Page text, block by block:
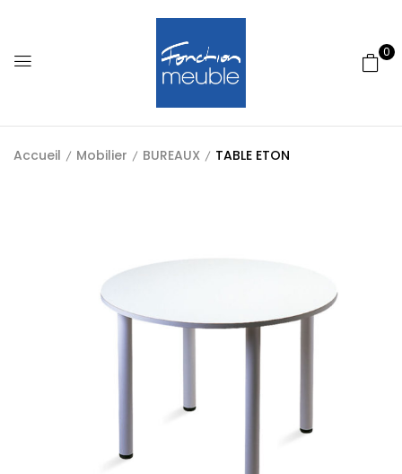
0
Accueil Mobilier BUREAUX TABLE ETON